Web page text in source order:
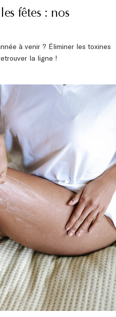
fêtes : nos
à venir ? Éliminer les toxines
la ligne !